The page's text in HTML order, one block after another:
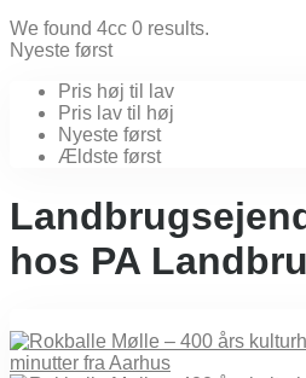
We found 4cc 0 results.
Nyeste først
Pris høj til lav
Pris lav til høj
Nyeste først
Ældste først
hos PA